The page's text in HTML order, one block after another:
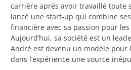
carrière après avoir travaillé toute
lancé une start-up qui combine
financière avec sa passion pour
Aujourd’hui, sa société est un
André est devenu un modèle
dans l’expérience une source